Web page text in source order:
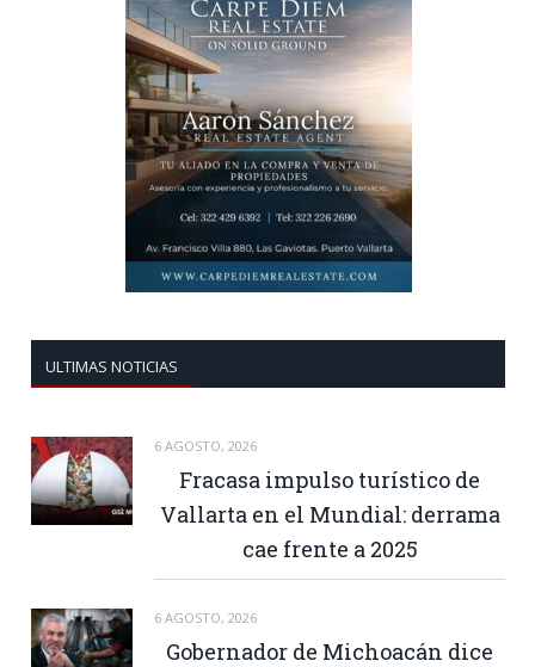
ULTIMAS NOTICIAS
6 AGOSTO, 2026
Fracasa impulso turístico de
Vallarta en el Mundial: derrama
cae frente a 2025
6 AGOSTO, 2026
Gobernador de Michoacán dice